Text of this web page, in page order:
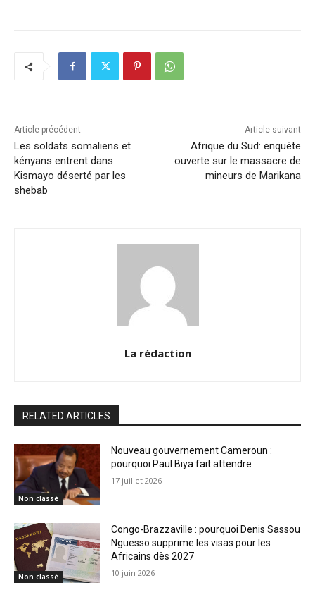
k
dI
n
A
p
Li
n
Article précédent
Les soldats somaliens et
kényans entrent dans
Kismayo déserté par les
shebab
Article suivant
Afrique du Sud: enquête
ouverte sur le massacre de
mineurs de Marikana
La rédaction
RELATED ARTICLES
Non classé
Nouveau gouvernement Cameroun :
pourquoi Paul Biya fait attendre
17 juillet 2026
Non classé
Congo-Brazzaville : pourquoi Denis Sassou
Nguesso supprime les visas pour les
Africains dès 2027
10 juin 2026